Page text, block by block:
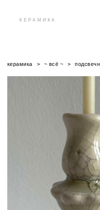
КЕРАМИКА
керамика > ~ всё ~ >